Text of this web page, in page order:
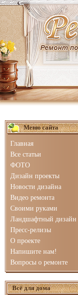
Меню сайта
Главная
Все статьи
ФОТО
Дизайн проекты
Новости дизайна
Видео ремонта
Своими руками
Ландшафтный дизайн
Пресс-релизы
О проекте
Напишите нам!
Вопросы о ремонте
Всё для дома